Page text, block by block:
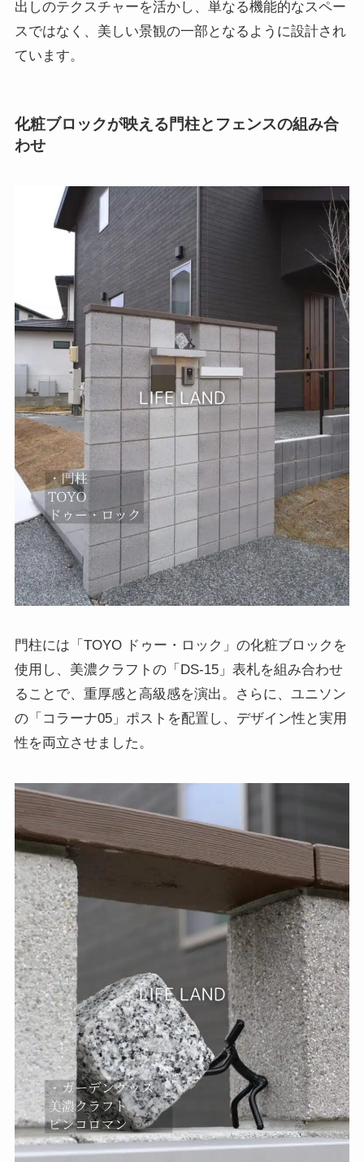
出しのテクスチャーを活かし、単なる機能的なスペー
スではなく、美しい景観の一部となるように設計され
ています。
化粧ブロックが映える門柱とフェンスの組み合
わせ
門柱には「TOYO ドゥー・ロック」の化粧ブロックを
使用し、美濃クラフトの「DS-15」表札を組み合わせ
ることで、重厚感と高級感を演出。さらに、ユニソン
の「コラーナ05」ポストを配置し、デザイン性と実用
性を両立させました。